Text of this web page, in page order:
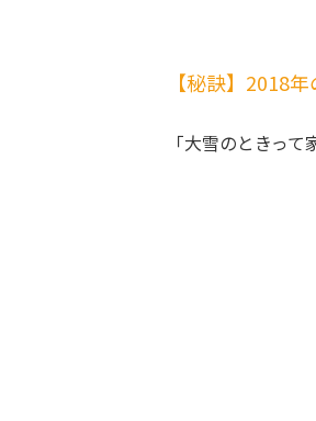
【秘訣】2018
「大雪のときって